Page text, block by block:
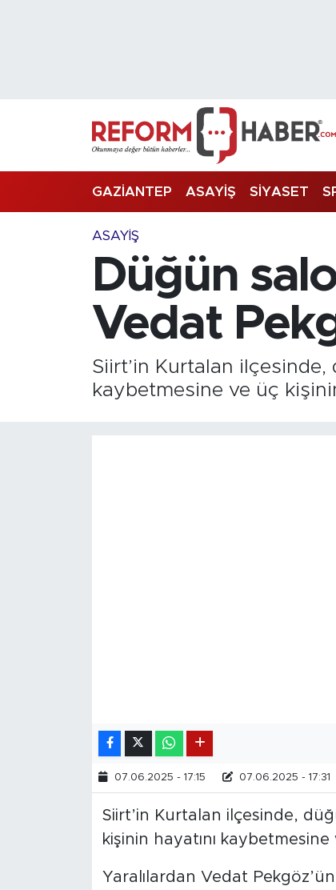
GAZİANTEP ASAYİŞ SİYASET
ASAYİŞ
Düğün
Vedat
Siirt’in Kurtalan ilçesinde,
kaybetmesine ve üç
07.06.2025 - 17:15 07.06.2025 - 17:31
Siirt’in Kurtalan ilçesinde,
kişinin hayatını
Yaralılardan Vedat
Trafik Durumu
Süper Lig Puan Durumu ve Fikstür
Son Dakika Haberleri
Haber Arşivi